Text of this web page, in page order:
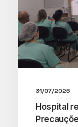
31/07/2026
Hospital